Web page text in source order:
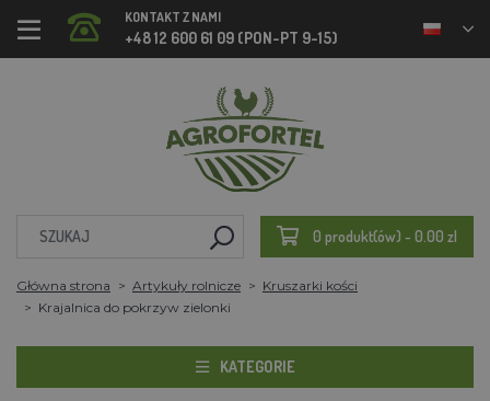
KONTAKT Z NAMI
+48 12 600 61 09 (PON-PT 9-15)
0 produkt(ów) - 0.00 zl
Główna strona Artykuły rolnicze
Kruszarki kości
Krajalnica do pokrzyw zielonki
KATEGORIE